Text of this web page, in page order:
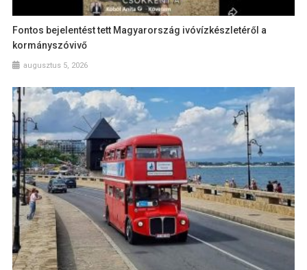
Fontos bejelentést tett Magyarország ivóvízkészletéről a
kormányszóvivő
augusztus 5, 2026